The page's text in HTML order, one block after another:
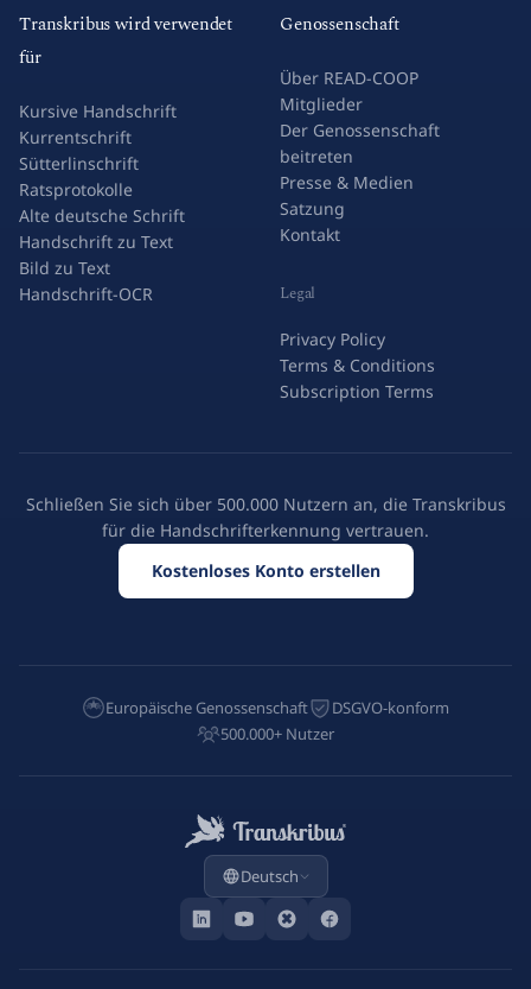
Transkribus wird verwendet
für
Kursive Handschrift
Kurrentschrift
Sütterlinschrift
Ratsprotokolle
Alte deutsche Schrift
Handschrift zu Text
Bild zu Text
Handschrift-OCR
Genossenschaft
Über READ-COOP
Mitglieder
Der Genossenschaft
beitreten
Presse & Medien
Satzung
Kontakt
Legal
Privacy Policy
Terms & Conditions
Subscription Terms
Schließen Sie sich über 500.000 Nutzern an, die Transkribus
für die Handschrifterkennung vertrauen.
Kostenloses Konto erstellen
Europäische Genossenschaft
DSGVO-konform
500.000+ Nutzer
Deutsch